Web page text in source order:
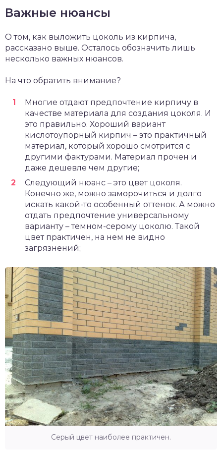
Важные нюансы
О том, как выложить цоколь из кирпича,
рассказано выше. Осталось обозначить лишь
несколько важных нюансов.
На что обратить внимание?
Многие отдают предпочтение кирпичу в
качестве материала для создания цоколя. И
это правильно. Хороший вариант
кислотоупорный кирпич – это практичный
материал, который хорошо смотрится с
другими фактурами. Материал прочен и
даже дешевле чем другие;
Следующий нюанс – это цвет цоколя.
Конечно же, можно заморочиться и долго
искать какой-то особенный оттенок. А можно
отдать предпочтение универсальному
варианту – темном-серому цоколю. Такой
цвет практичен, на нем не видно
загрязнений;
Серый цвет наиболее практичен.